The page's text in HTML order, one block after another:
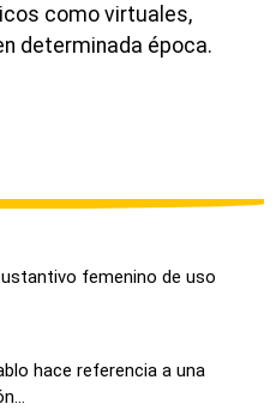
como virtuales,
determinada época.
femenino de uso
hace referencia a una